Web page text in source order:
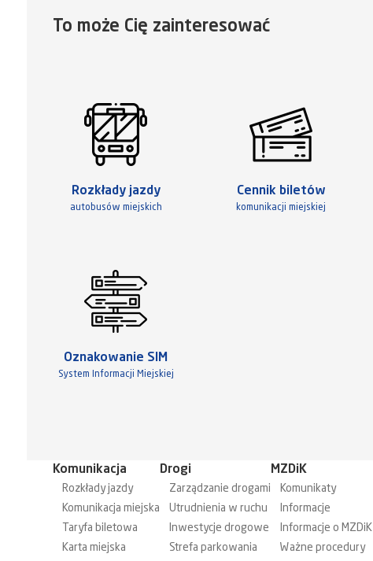
To może Cię zainteresować
Rozkłady jazdy
autobusów miejskich
Cennik biletów
komunikacji miejskiej
Oznakowanie SIM
System Informacji Miejskiej
Komunikacja
Rozkłady jazdy
Komunikacja miejska
Taryfa biletowa
Karta miejska
Drogi
Zarządzanie drogami
Utrudnienia w ruchu
Inwestycje drogowe
Strefa parkowania
MZDiK
Komunikaty
Informacje
Informacje o MZDiK
Ważne procedury